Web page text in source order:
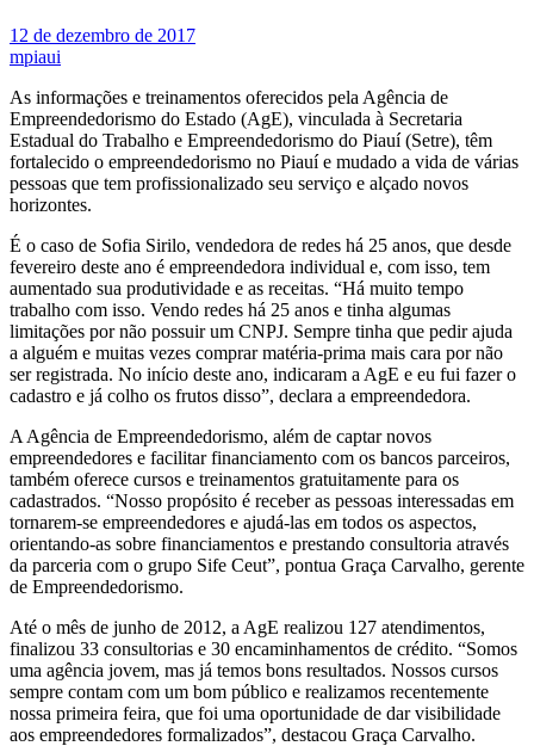
12 de dezembro de 2017
mpiaui
As informações e treinamentos oferecidos pela Agência de
Empreendedorismo do Estado (AgE), vinculada à Secretaria
Estadual do Trabalho e Empreendedorismo do Piauí (Setre), têm
fortalecido o empreendedorismo no Piauí e mudado a vida de várias
pessoas que tem profissionalizado seu serviço e alçado novos
horizontes.
É o caso de Sofia Sirilo, vendedora de redes há 25 anos, que desde
fevereiro deste ano é empreendedora individual e, com isso, tem
aumentado sua produtividade e as receitas. “Há muito tempo
trabalho com isso. Vendo redes há 25 anos e tinha algumas
limitações por não possuir um CNPJ. Sempre tinha que pedir ajuda
a alguém e muitas vezes comprar matéria-prima mais cara por não
ser registrada. No início deste ano, indicaram a AgE e eu fui fazer o
cadastro e já colho os frutos disso”, declara a empreendedora.
A Agência de Empreendedorismo, além de captar novos
empreendedores e facilitar financiamento com os bancos parceiros,
também oferece cursos e treinamentos gratuitamente para os
cadastrados. “Nosso propósito é receber as pessoas interessadas em
tornarem-se empreendedores e ajudá-las em todos os aspectos,
orientando-as sobre financiamentos e prestando consultoria através
da parceria com o grupo Sife Ceut”, pontua Graça Carvalho, gerente
de Empreendedorismo.
Até o mês de junho de 2012, a AgE realizou 127 atendimentos,
finalizou 33 consultorias e 30 encaminhamentos de crédito. “Somos
uma agência jovem, mas já temos bons resultados. Nossos cursos
sempre contam com um bom público e realizamos recentemente
nossa primeira feira, que foi uma oportunidade de dar visibilidade
aos empreendedores formalizados”, destacou Graça Carvalho.